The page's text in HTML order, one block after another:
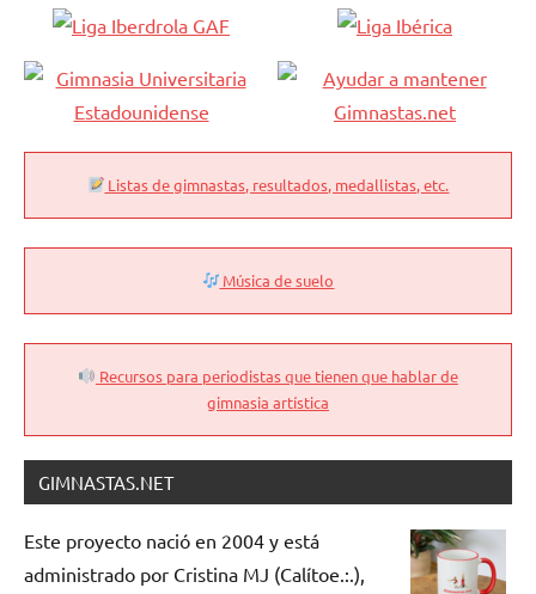
Listas de gimnastas, resultados, medallistas, etc.
Música de suelo
Recursos para periodistas que tienen que hablar de
gimnasia artística
GIMNASTAS.NET
Este proyecto nació en 2004 y está
administrado por Cristina MJ (Calítoe.:.),